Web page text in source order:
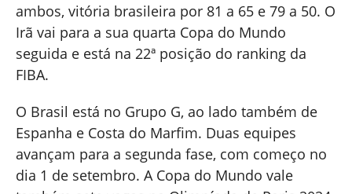
ambos, vitória brasileira por 81 a 65 e 79 a 50. O
Irã vai para a sua quarta Copa do Mundo
seguida e está na 22ª posição do ranking da
FIBA.
O Brasil está no Grupo G, ao lado também de
Espanha e Costa do Marfim. Duas equipes
avançam para a segunda fase, com começo no
dia 1 de setembro. A Copa do Mundo vale